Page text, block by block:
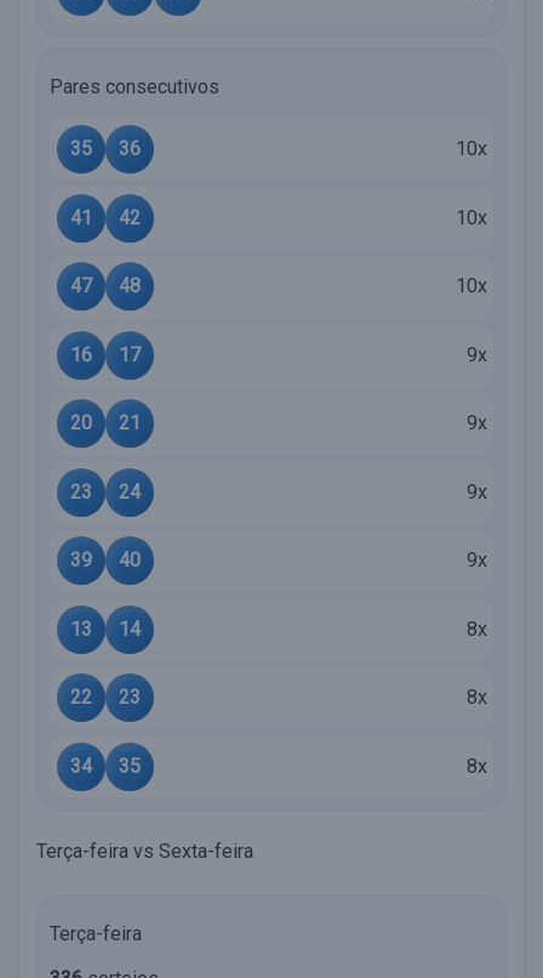
Pares consecutivos
35 36 10x
41 42 10x
47 48 10x
16 17 9x
20 21 9x
23 24 9x
39 40 9x
13 14 8x
22 23 8x
34 35 8x
Terça-feira vs Sexta-feira
Terça-feira